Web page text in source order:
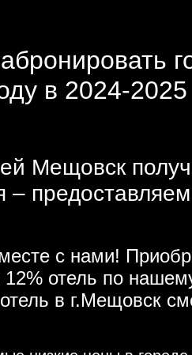
в 2024-2025
Мещовск
–
с нами!
12% отель по
в г.Мещовск